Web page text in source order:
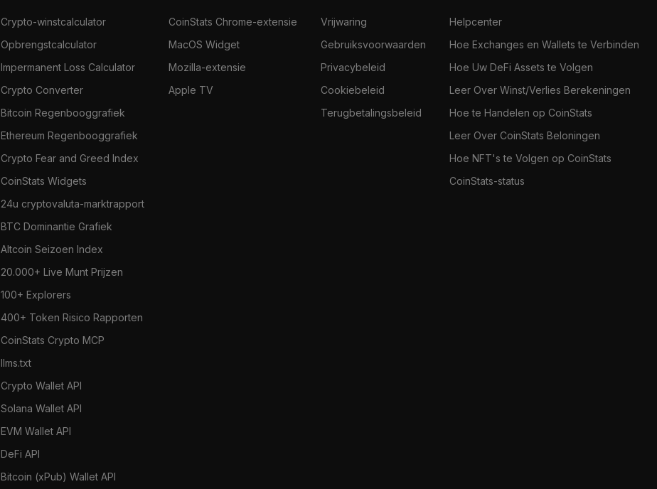
Crypto-winstcalculator
Opbrengstcalculator
Impermanent Loss Calculator
Crypto Converter
Bitcoin Regenbooggrafiek
Ethereum Regenbooggrafiek
Crypto Fear and Greed Index
CoinStats Widgets
24u cryptovaluta-marktrapport
BTC Dominantie Grafiek
Altcoin Seizoen Index
20.000+ Live Munt Prijzen
100+ Explorers
400+ Token Risico Rapporten
CoinStats Crypto MCP
llms.txt
Crypto Wallet API
Solana Wallet API
EVM Wallet API
DeFi API
Bitcoin (xPub) Wallet API
CoinStats Chrome-extensie
MacOS Widget
Mozilla-extensie
Apple TV
Vrijwaring
Gebruiksvoorwaarden
Privacybeleid
Cookiebeleid
Terugbetalingsbeleid
Helpcenter
Hoe Exchanges en Wallets te Verbinden
Hoe Uw DeFi Assets te Volgen
Leer Over Winst/Verlies Berekeningen
Hoe te Handelen op CoinStats
Leer Over CoinStats Beloningen
Hoe NFT's te Volgen op CoinStats
CoinStats-status